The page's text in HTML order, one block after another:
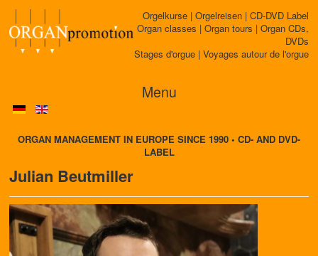
Orgelkurse | Orgelreisen | CD-DVD Label
Organ classes | Organ tours | Organ CDs,
DVDs
Stages d'orgue | Voyages autour de l'orgue
Menu
ORGAN MANAGEMENT IN EUROPE SINCE 1990 • CD- AND DVD-
LABEL
Julian Beutmiller